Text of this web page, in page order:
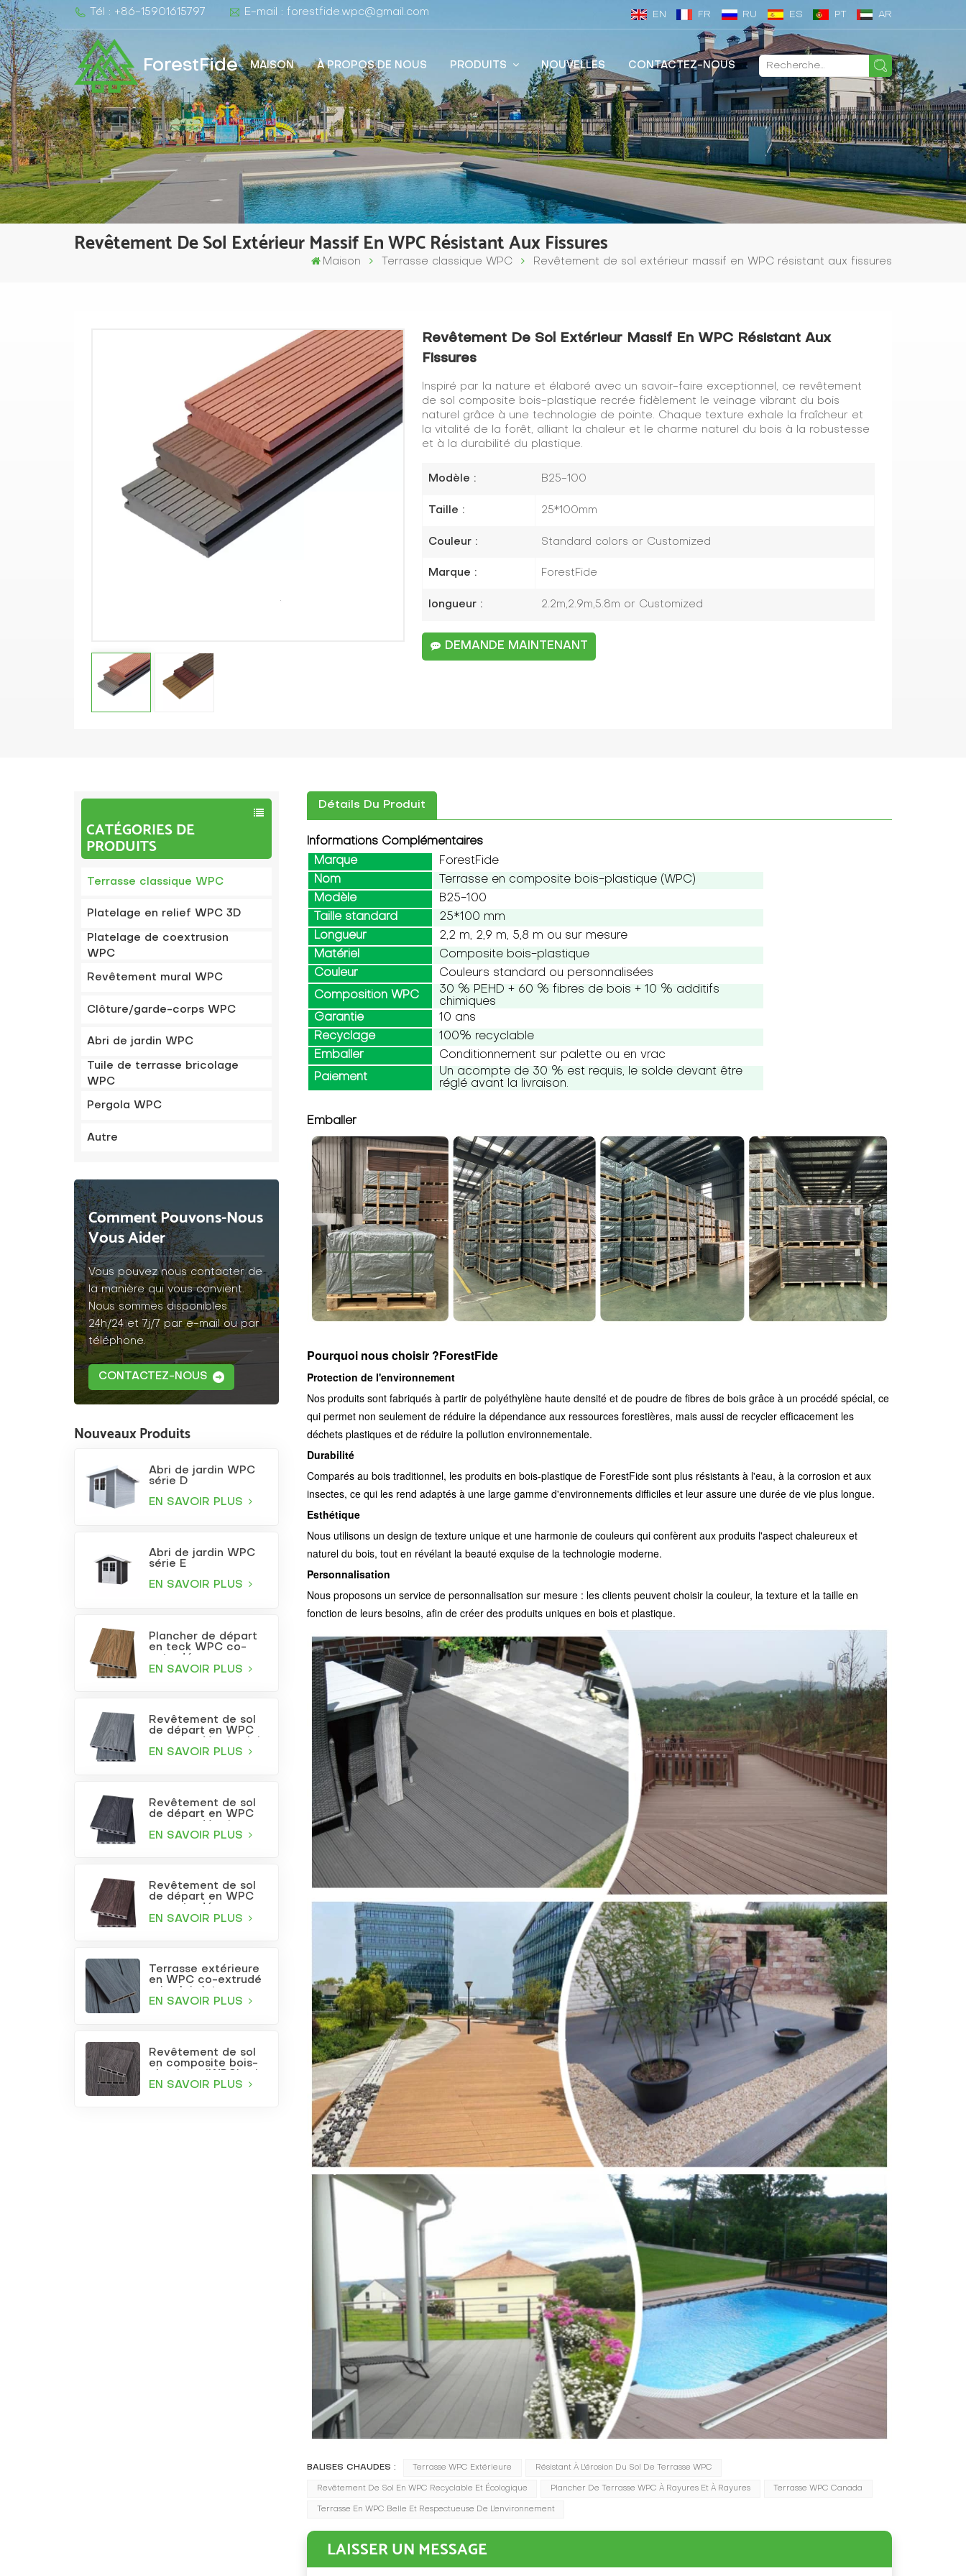
Tél : +86-15901615797 E-mail : forestfide.wpc@gmail.com EN FR RU ES PT AR
ForestFide MAISON À PROPOS DE NOUS PRODUITS NOUVELLES CONTACTEZ-NOUS
Revêtement De Sol Extérieur Massif En WPC Résistant Aux Fissures
Maison Terrasse classique WPC Revêtement de sol extérieur massif en WPC résistant aux fissures
Revêtement De Sol Extérieur Massif En WPC Résistant Aux
Fissures
Inspiré par la nature et élaboré avec un savoir-faire exceptionnel, ce revêtement
de sol composite bois-plastique recrée fidèlement le veinage vibrant du bois
naturel grâce à une technologie de pointe. Chaque texture exhale la fraîcheur et
la vitalité de la forêt, alliant la chaleur et le charme naturel du bois à la robustesse
et à la durabilité du plastique.
Modèle : B25-100
Taille : 25*100mm
Couleur : Standard colors or Customized
Marque : ForestFide
longueur : 2.2m,2.9m,5.8m or Customized
DEMANDE MAINTENANT
CATÉGORIES DE
PRODUITS
Terrasse classique WPC
Platelage en relief WPC 3D
Platelage de coextrusion
WPC
Revêtement mural WPC
Clôture/garde-corps WPC
Abri de jardin WPC
Tuile de terrasse bricolage
WPC
Pergola WPC
Autre
Comment Pouvons-Nous
Vous Aider
Vous pouvez nous contacter de
la manière qui vous convient.
Nous sommes disponibles
24h/24 et 7j/7 par e-mail ou par
téléphone.
CONTACTEZ-NOUS
Nouveaux Produits
Abri de jardin WPC
série D
EN SAVOIR PLUS
Abri de jardin WPC
série E
EN SAVOIR PLUS
Plancher de départ
en teck WPC co-
EN SAVOIR PLUS
Revêtement de sol
de départ en WPC
EN SAVOIR PLUS
Revêtement de sol
de départ en WPC
anthracite
EN SAVOIR PLUS
Revêtement de sol
de départ en WPC
bordeaux
EN SAVOIR PLUS
Terrasse extérieure
en WPC co-extrudé
carrés
EN SAVOIR PLUS
Revêtement de sol
en composite bois-
foncé gaufré pour
EN SAVOIR PLUS
Détails Du Produit
Informations Complémentaires
Marque
ForestFide
Nom
Terrasse en composite bois-plastique (WPC)
Modèle
B25-100
Taille standard
25*100 mm
Longueur
2,2 m, 2,9 m, 5,8 m ou sur mesure
Matériel
Composite bois-plastique
Couleur
Couleurs standard ou personnalisées
Composition WPC
30 % PEHD + 60 % fibres de bois + 10 % additifs
chimiques
Garantie
10 ans
Recyclage
100% recyclable
Emballer
Conditionnement sur palette ou en vrac
Paiement
Un acompte de 30 % est requis, le solde devant être
réglé avant la livraison.
Emballer
Pourquoi nous choisir ?ForestFide
Protection de l'environnement
Nos produits sont fabriqués à partir de polyéthylène haute densité et de poudre de fibres de bois grâce à un procédé spécial, ce
qui permet non seulement de réduire la dépendance aux ressources forestières, mais aussi de recycler efficacement les
déchets plastiques et de réduire la pollution environnementale.
Durabilité
Comparés au bois traditionnel, les produits en bois-plastique de ForestFide sont plus résistants à l'eau, à la corrosion et aux
insectes, ce qui les rend adaptés à une large gamme d'environnements difficiles et leur assure une durée de vie plus longue.
Esthétique
Nous utilisons un design de texture unique et une harmonie de couleurs qui confèrent aux produits l'aspect chaleureux et
naturel du bois, tout en révélant la beauté exquise de la technologie moderne.
Personnalisation
Nous proposons un service de personnalisation sur mesure : les clients peuvent choisir la couleur, la texture et la taille en
fonction de leurs besoins, afin de créer des produits uniques en bois et plastique.
BALISES CHAUDES : Terrasse WPC Extérieure Résistant À L'érosion Du Sol De Terrasse WPC
Revêtement De Sol En WPC Recyclable Et Écologique Plancher De Terrasse WPC À Rayures Et À Rayures Terrasse WPC Canada
Terrasse En WPC Belle Et Respectueuse De L'environnement
LAISSER UN MESSAGE